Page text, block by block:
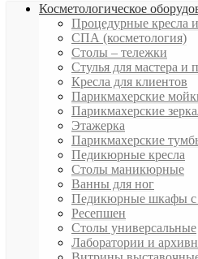
Косметологическое
Процедурные кресла
СПА (косметология)
Столы – тележки
Стулья для мастера и
Кресла для клиентов
Парикмахерские
Парикмахерские
Этажерка
Парикмахерские
Педикюрные кресла
Столы маникюрные
Ванны для ног
Педикюрные шкафы
Ресепшен
Столы универсальные
Лаборатории и